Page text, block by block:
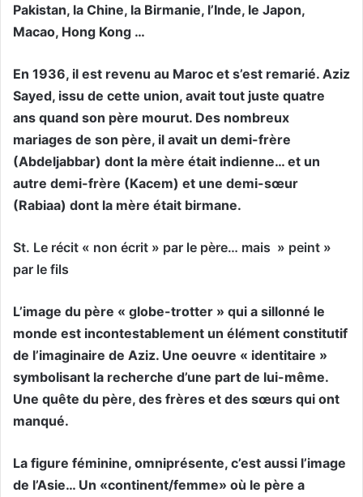
Pakistan, la Chine, la Birmanie, l’Inde, le Japon,
Macao, Hong Kong …
En 1936, il est revenu au Maroc et s’est remarié. Aziz
Sayed, issu de cette union, avait tout juste quatre
ans quand son père mourut. Des nombreux
mariages de son père, il avait un demi-frère
(Abdeljabbar) dont la mère était indienne… et un
autre demi-frère (Kacem) et une demi-sœur
(Rabiaa) dont la mère était birmane.
St. Le récit « non écrit » par le père… mais » peint »
par le fils
L’image du père « globe-trotter » qui a sillonné le
monde est incontestablement un élément constitutif
de l’imaginaire de Aziz. Une oeuvre « identitaire »
symbolisant la recherche d’une part de lui-même.
Une quête du père, des frères et des sœurs qui ont
manqué.
La figure féminine, omniprésente, c’est aussi l’image
de l’Asie… Un «continent/femme» où le père a